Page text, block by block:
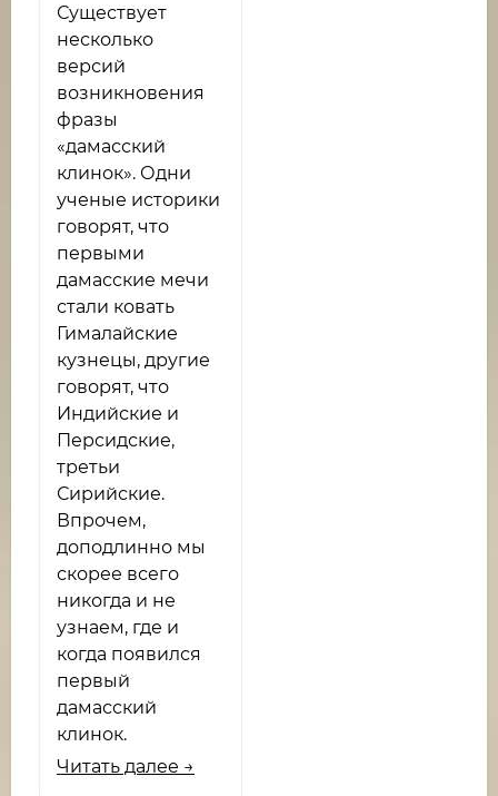
Существует
несколько
версий
возникновения
фразы
«дамасский
клинок». Одни
ученые историки
говорят, что
первыми
дамасские мечи
стали ковать
Гималайские
кузнецы, другие
говорят, что
Индийские и
Персидские,
третьи
Сирийские.
Впрочем,
доподлинно мы
скорее всего
никогда и не
узнаем, где и
когда появился
первый
дамасский
клинок.
Читать далее →